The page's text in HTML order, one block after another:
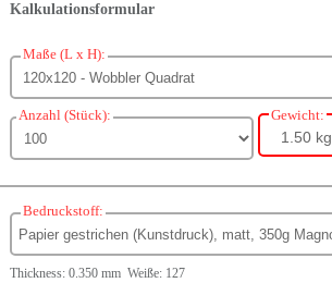
Kalkulationsformular
Maße (L x H):
Anzahl (Stück): Gewicht:
1.50 kg
Bedruckstoff:
Thickness: 0.350 mm Weiße: 127